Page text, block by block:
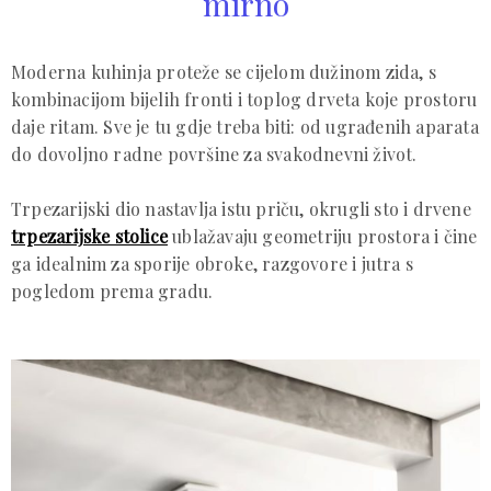
Moderna kuhinja proteže se cijelom dužinom zida, s
kombinacijom bijelih fronti i toplog drveta koje prostoru
daje ritam. Sve je tu gdje treba biti: od ugrađenih aparata
do dovoljno radne površine za svakodnevni život.
Trpezarijski dio nastavlja istu priču, okrugli sto i drvene
trpezarijske stoliceublažavaju geometriju prostora i čine
ga idealnim za sporije obroke, razgovore i jutra s
pogledom prema gradu.